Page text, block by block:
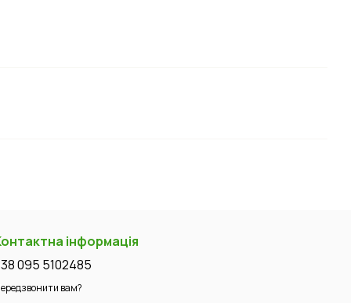
інформація
095 5102485
вам?